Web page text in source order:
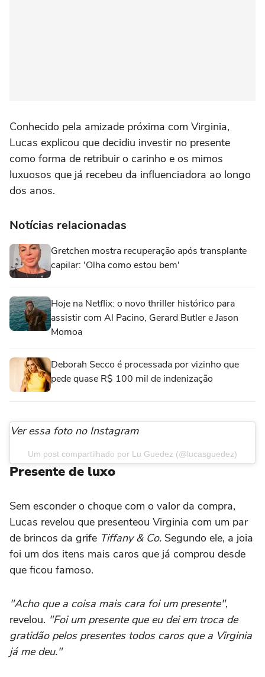
Conhecido pela amizade próxima com Virginia,
Lucas explicou que decidiu investir no presente
como forma de retribuir o carinho e os mimos
luxuosos que já recebeu da influenciadora ao longo
dos anos.
Notícias relacionadas
Gretchen mostra recuperação após transplante
capilar: 'Olha como estou bem'
Hoje na Netflix: o novo thriller histórico para
assistir com Al Pacino, Gerard Butler e Jason
Momoa
Deborah Secco é processada por vizinho que
pede quase R$ 100 mil de indenização
Ver essa foto no Instagram
Um post compartilhado por Lu Guedez (@lucasguedez)
Presente de luxo
Sem esconder o choque com o valor da compra,
Lucas revelou que presenteou Virginia com um par
de brincos da grife Tiffany & Co. Segundo ele, a joia
foi um dos itens mais caros que já comprou desde
que ficou famoso.
"Acho que a coisa mais cara foi um presente",
revelou. "Foi um presente que eu dei em troca de
gratidão pelos presentes todos caros que a Virginia
já me deu."